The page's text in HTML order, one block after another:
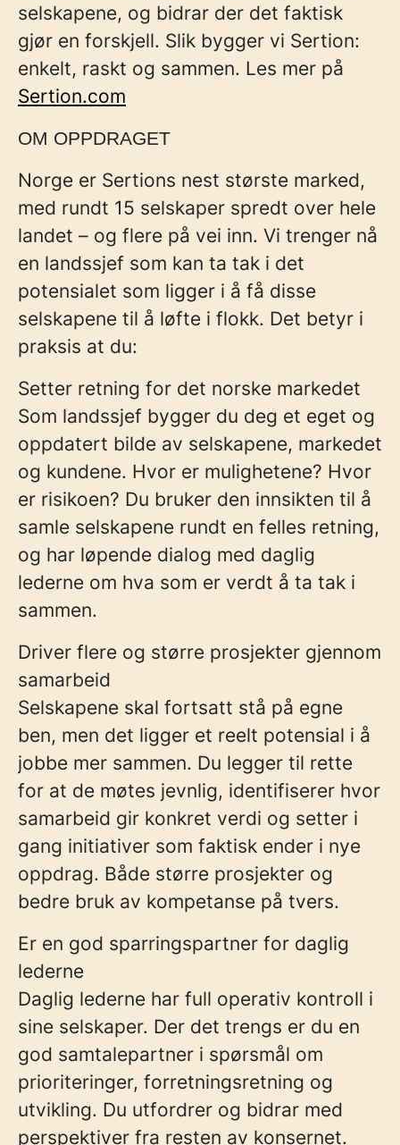
selskapene, og bidrar der det faktisk
gjør en forskjell. Slik bygger vi Sertion:
enkelt, raskt og sammen. Les mer på
Sertion.com
OM OPPDRAGET
Norge er Sertions nest største marked,
med rundt 15 selskaper spredt over hele
landet – og flere på vei inn. Vi trenger nå
en landssjef som kan ta tak i det
potensialet som ligger i å få disse
selskapene til å løfte i flokk. Det betyr i
praksis at du:
Setter retning for det norske markedet
Som landssjef bygger du deg et eget og
oppdatert bilde av selskapene, markedet
og kundene. Hvor er mulighetene? Hvor
er risikoen? Du bruker den innsikten til å
samle selskapene rundt en felles retning,
og har løpende dialog med daglig
lederne om hva som er verdt å ta tak i
sammen.
Driver flere og større prosjekter gjennom
samarbeid
Selskapene skal fortsatt stå på egne
ben, men det ligger et reelt potensial i å
jobbe mer sammen. Du legger til rette
for at de møtes jevnlig, identifiserer hvor
samarbeid gir konkret verdi og setter i
gang initiativer som faktisk ender i nye
oppdrag. Både større prosjekter og
bedre bruk av kompetanse på tvers.
Er en god sparringspartner for daglig
lederne
Daglig lederne har full operativ kontroll i
sine selskaper. Der det trengs er du en
god samtalepartner i spørsmål om
prioriteringer, forretningsretning og
utvikling. Du utfordrer og bidrar med
perspektiver fra resten av konsernet.